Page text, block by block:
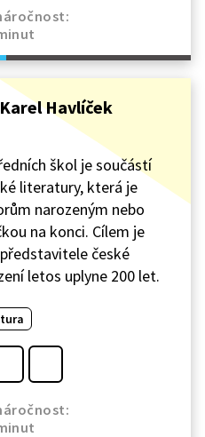
Havlíček
škol je součástí
literatury, která je
narozeným nebo
na konci. Cílem je
české
letos uplyne 200 let.